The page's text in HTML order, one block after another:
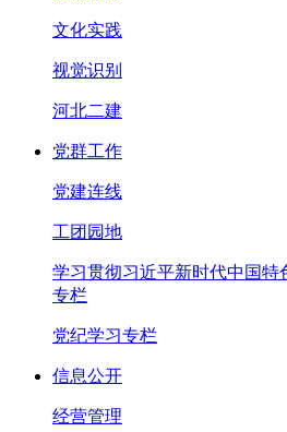
文化实践
视觉识别
河北二建
党群工作
党建连线
工团园地
学习贯彻习近平新时代中国特
专栏
党纪学习专栏
信息公开
经营管理